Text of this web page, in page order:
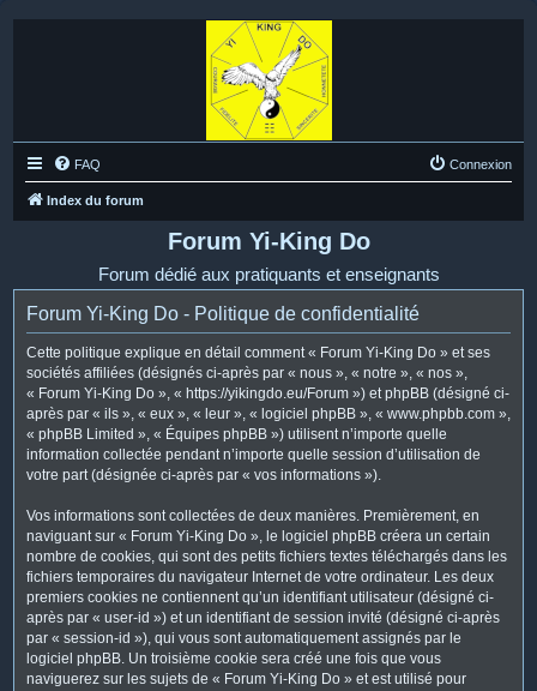
FAQ Connexion
Index du forum
Forum Yi-King Do
Forum dédié aux pratiquants et enseignants
Forum Yi-King Do - Politique de confidentialité
Cette politique explique en détail comment « Forum Yi-King Do » et ses
sociétés affiliées (désignés ci-après par « nous », « notre », « nos »,
« Forum Yi-King Do », « https://yikingdo.eu/Forum ») et phpBB (désigné ci-
après par « ils », « eux », « leur », « logiciel phpBB », « www.phpbb.com »,
« phpBB Limited », « Équipes phpBB ») utilisent n’importe quelle
information collectée pendant n’importe quelle session d’utilisation de
votre part (désignée ci-après par « vos informations »).
Vos informations sont collectées de deux manières. Premièrement, en
naviguant sur « Forum Yi-King Do », le logiciel phpBB créera un certain
nombre de cookies, qui sont des petits fichiers textes téléchargés dans les
fichiers temporaires du navigateur Internet de votre ordinateur. Les deux
premiers cookies ne contiennent qu’un identifiant utilisateur (désigné ci-
après par « user-id ») et un identifiant de session invité (désigné ci-après
par « session-id »), qui vous sont automatiquement assignés par le
logiciel phpBB. Un troisième cookie sera créé une fois que vous
naviguerez sur les sujets de « Forum Yi-King Do » et est utilisé pour